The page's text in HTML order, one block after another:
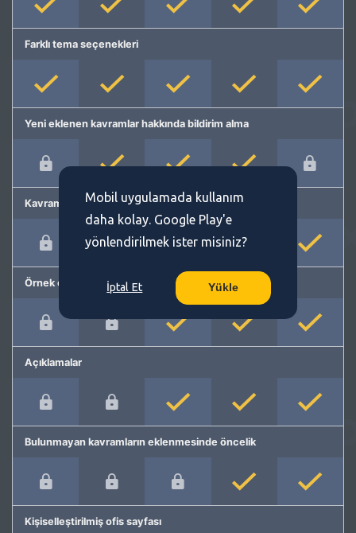
Farklı tema seçenekleri
Yeni eklenen kavramlar hakkında bildirim alma
Kavram önerme
Örnek cümleler
Açıklamalar
Bulunmayan kavramların eklenmesinde öncelik
Kişiselleştirilmiş ofis sayfası
Mobil uygulamada kullanım
daha kolay. Google Play'e
yönlendirilmek ister misiniz?
İptal Et Yükle